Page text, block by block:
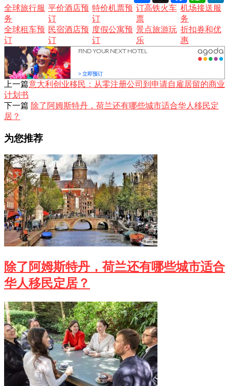
全球旅行服
务
平价酒店预
订
特价机票预
订
订高铁火车
票
机场接送服
务
全球租车预
订
民宿酒店预
订
度假公寓预
订
景点旅游玩
乐
折扣券和优
惠
上一篇意大利创业移民：从零注册公司到申请自雇居留的商业
计划书
下一篇 除了阿姆斯特丹，荷兰还有哪些城市适合华人移民定
居？
为您推荐
除了阿姆斯特丹，荷兰还有哪些城市适合
华人移民定居？